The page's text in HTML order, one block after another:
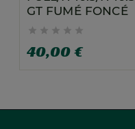
GT FUMÉ FONCÉ
    
40,00 €